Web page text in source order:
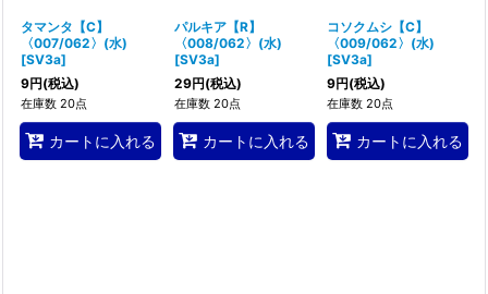
タマンタ【C】
〈007/062〉(水)
[SV3a]
9円(税込)
在庫数 20点
カートに入れる
パルキア【R】
〈008/062〉(水)
[SV3a]
29円(税込)
在庫数 20点
カートに入れる
コソクムシ【C】
〈009/062〉(水)
[SV3a]
9円(税込)
在庫数 20点
カートに入れる